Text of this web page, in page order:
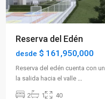
Reserva del Edén
desde $ 161,950,000
Reserva del edén cuenta con
la salida hacia el valle
2 1 40